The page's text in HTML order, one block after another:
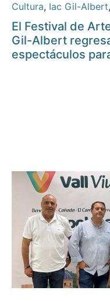
Cultura, Iac Gil-Albert,
El Festival de
Gil-Albert
espectáculos